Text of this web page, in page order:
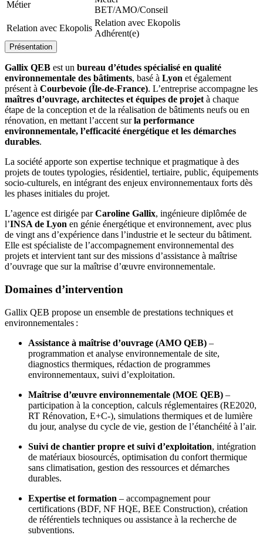
Métier
BET/AMO/Conseil
Relation avec Ekopolis
Relation avec Ekopolis
Adhérent(e)
Présentation
Gallix QEB est un bureau d’études spécialisé en qualité
environnementale des bâtiments, basé à Lyon et également
présent à Courbevoie (Île‑de‑France). L’entreprise accompagne les
maîtres d’ouvrage, architectes et équipes de projetà chaque
étape de la conception et de la réalisation de bâtiments neufs ou en
rénovation, en mettant l’accent surla performance
environnementale, l’efficacité énergétique et les démarches
durables.
La société apporte son expertise technique et pragmatique à des
projets de toutes typologies, résidentiel, tertiaire, public, équipements
socio‑culturels, en intégrant des enjeux environnementaux forts dès
les phases initiales du projet.
L’agence est dirigée parCaroline Gallix, ingénieure diplômée de
l’INSA de Lyon en génie énergétique et environnement, avec plus
de vingt ans d’expérience dans l’industrie et le secteur du bâtiment.
Elle est spécialiste de l’accompagnement environnemental des
projets et intervient tant sur des missions d’assistance à maîtrise
d’ouvrage que sur la maîtrise d’œuvre environnementale.
Domaines d’intervention
Gallix QEB propose un ensemble de prestations techniques et
environnementales :
Assistance à maîtrise d’ouvrage (AMO QEB) –
programmation et analyse environnementale de site,
diagnostics thermiques, rédaction de programmes
environnementaux, suivi d’exploitation.
Maîtrise d’œuvre environnementale (MOE QEB) –
participation à la conception, calculs réglementaires (RE2020,
RT Rénovation, E+C‑), simulations thermiques et de lumière
du jour, analyse du cycle de vie, gestion de l’étanchéité à l’air.
Suivi de chantier propre et suivi d’exploitation, intégration
de matériaux biosourcés, optimisation du confort thermique
sans climatisation, gestion des ressources et démarches
durables.
Expertise et formation – accompagnement pour
certifications (BDF, NF HQE, BEE Construction), création
de référentiels techniques ou assistance à la recherche de
subventions.